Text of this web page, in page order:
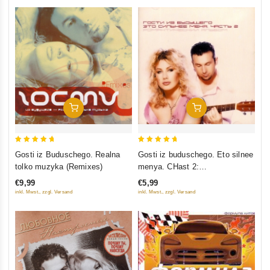
In Den Warenkorb
Gosti iz Buduschego. Realna
tolko muzyka (Remixes)
€9,99
inkl. Mwst., zzgl. Versand
In Den Warenkorb
Gosti iz buduschego. Eto silnee
menya. CHast 2:
Romanticheskij albom
€5,99
inkl. Mwst., zzgl. Versand